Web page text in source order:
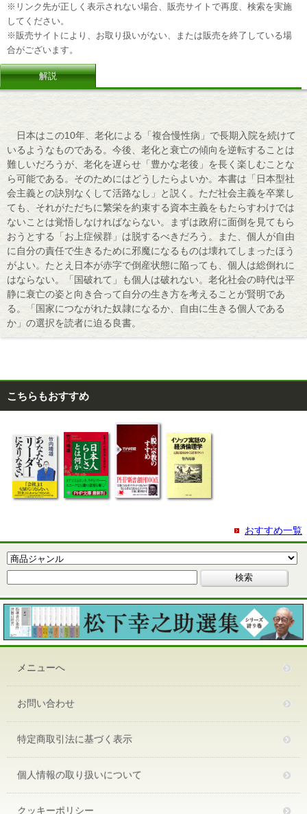
※リンク先が正しく表示されない場合、販売サイトで再度、検索を実施
してください。
※販売サイトにより、お取り扱いがない、または販売を終了している場
合がございます。
解説
日本はこの10年、老化による「複合慢性病」で長期入院を続けて
いるようなものである。今後、老化と衰亡の傾向を逆転することは
難しいだろうが、老化を遅らせ「豊かな老後」を長く楽しむことな
ら可能である。そのためにはどうしたらよいか。本書は「日本型社
会主義との訣別なくして活路なし」と説く。ただ社会主義を卒業し
ても、それがただちに繁栄を約束する資本主義をもたらすわけでは
ないことは覚悟しなければならない。まずは政府に面倒を見てもら
おうとする「お上症候群」は脱するべきだろう。また、個人が自由
に自分の責任で生きるために邪魔になるものは壊れてしまったほう
がよい。たとえ日本が赤字で倒産状態に陥っても、個人は総倒れに
はならない。「国破れて」も個人は破れない。老化社会の時代は平
静に衰亡の姿と向き合って自分の生き方を考えることが賢明であ
る。「国家につながれた奴隷になるか、自由に生きる個人である
か」の選択を読者に迫る良書。
こちらもおすすめ
おすすめ一覧
メニューへ
お問い合わせ
特定商取引法に基づく表示
個人情報の取り扱いについて
クッキーポリシー